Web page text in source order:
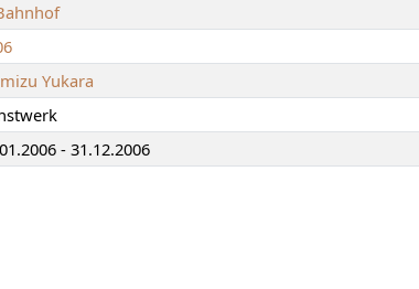
Yukara
- 31.12.2006